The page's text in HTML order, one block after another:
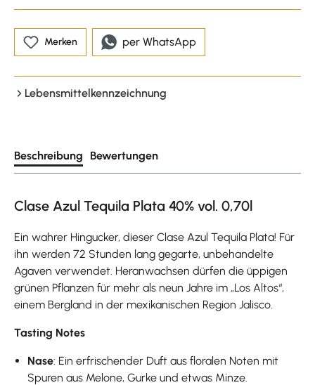
Merken per WhatsApp
Lebensmittelkennzeichnung
Beschreibung Bewertungen
Clase Azul Tequila Plata 40% vol. 0,70l
Ein wahrer Hingucker, dieser Clase Azul Tequila Plata! Für
ihn werden 72 Stunden lang gegarte, unbehandelte
Agaven verwendet. Heranwachsen dürfen die üppigen
grünen Pflanzen für mehr als neun Jahre im „Los Altos“,
einem Bergland in der mexikanischen Region Jalisco.
Tasting Notes
Nase: Ein erfrischender Duft aus floralen Noten mit
Spuren aus Melone, Gurke und etwas Minze.